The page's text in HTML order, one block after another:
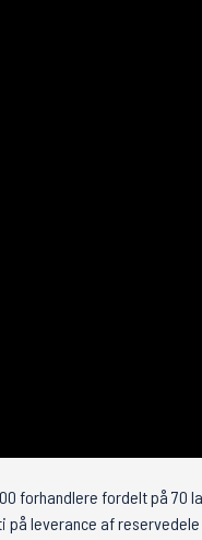
forhandlere fordelt på 70
leverance af